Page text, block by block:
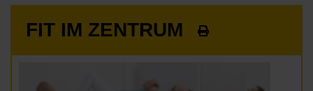
FIT IM ZENTRUM